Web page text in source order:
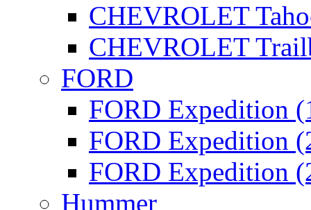
CHEVROLET
CHEVROLET
FORD
FORD Expedition
FORD Expedition
FORD Expedition
Hummer